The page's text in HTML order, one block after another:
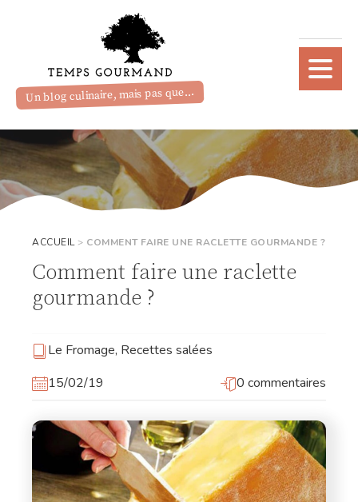
Un blog culinaire, mais pas que...
ACCUEIL> COMMENT FAIRE UNE RACLETTE GOURMANDE ?
Comment faire une raclette
gourmande ?
Le Fromage, Recettes salées
15/02/19
0 commentaires